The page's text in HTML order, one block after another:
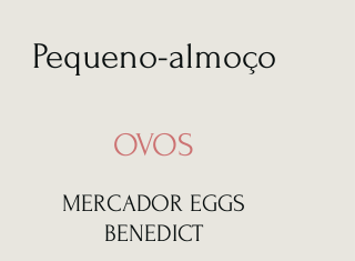
Pequeno-almoço
OVOS
MERCADOR EGGS
BENEDICT